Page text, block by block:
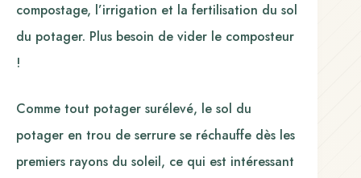
compostage, l’irrigation et la fertilisation du sol
du potager. Plus besoin de vider le composteur
!
Comme tout potager surélevé, le sol du
potager en trou de serrure se réchauffe dès les
premiers rayons du soleil, ce qui est intéressant